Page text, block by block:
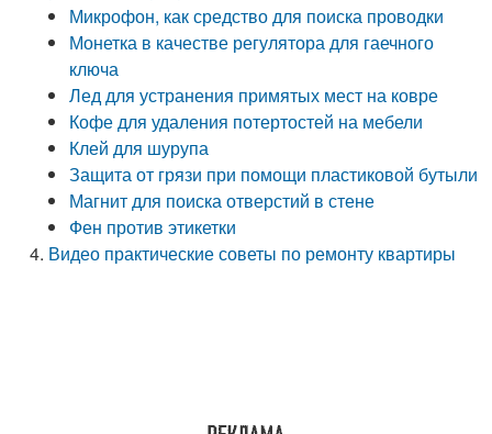
Микрофон, как средство для поиска проводки
Монетка в качестве регулятора для гаечного
ключа
Лед для устранения примятых мест на ковре
Кофе для удаления потертостей на мебели
Клей для шурупа
Защита от грязи при помощи пластиковой бутыли
Магнит для поиска отверстий в стене
Фен против этикетки
Видео практические советы по ремонту квартиры